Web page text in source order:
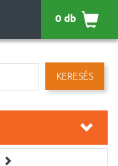
KERESÉS
0 db